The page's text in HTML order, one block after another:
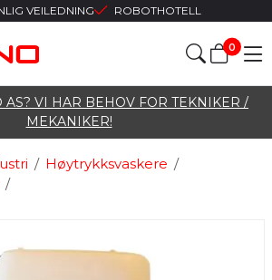
VEILEDNING ROBOTHOTELL
0
AS? VI HAR BEHOV FOR TEKNIKER /
MEKANIKER!
/ /
Høytrykksvaskere
/